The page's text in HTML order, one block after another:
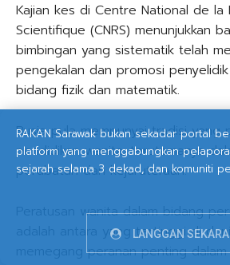
Kajian kes di Centre National de la
Scientifique (CNRS) menunjukkan
bimbingan yang sistematik telah
pengekalan dan promosi
bidang fizik dan matematik.
Rusia pula mempunyai tradisi yang
pendidikan wanita, terutamanya
perubatan dan kejuruteraan.
Peratusan wanita dalam bidang
adalah antara yang tertinggi di
memegang peranan penting dalam
RAKAN Sarawak bukan sekadar portal
platform yang menggabungkan
sejarah selama 3 dekad, dan komuniti
LANGGAN